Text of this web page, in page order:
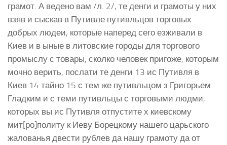
грамот. А ведено вам /л. 2/, те денги и грамоты у них
взяв и сыскав в Путивле путивльцов торговых
добрых людеи, которые наперед сего езживали в
Киев и в ыные в литовские городы для торгового
промыслу с товары, сколко человек пригоже, которым
мочно верить, послати те денги 13 ис Путивля в
Киев 14 тайно 15 с тем же путивльцом з Григорьем
Гладким и с теми путивльцы с торговыми людми,
которых вы ис Путивля отпустите х киевскому
мит[ро]политу к Иеву Борецкому нашего царьского
жалованья двести рублев да нашу грамоту да от